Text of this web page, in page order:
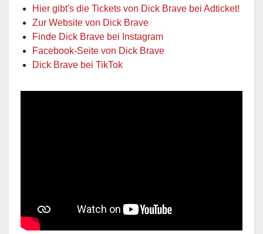
Hier gibt's die Tickets von Dick Brave bei Adticket!
Zur Website von Dick Brave
Finde Dick Brave bei Instagram
Facebook-Seite von Dick Brave
Dick Brave bei TikTok